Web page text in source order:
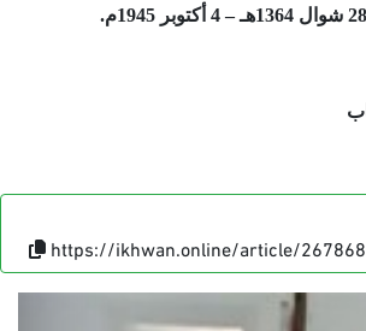
https://ikhwan.online/article/267868